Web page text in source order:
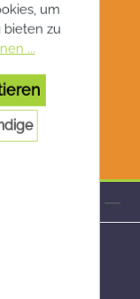
ist im
um
bieten zu
...